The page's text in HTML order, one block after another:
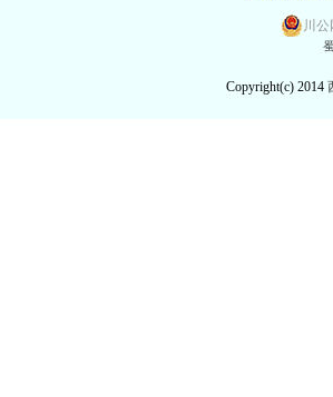
川公
Copyright(c) 2014